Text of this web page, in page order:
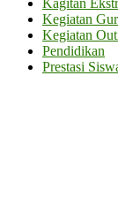
Kegiatan
Kegiatan
Pendidikan
Prestasi